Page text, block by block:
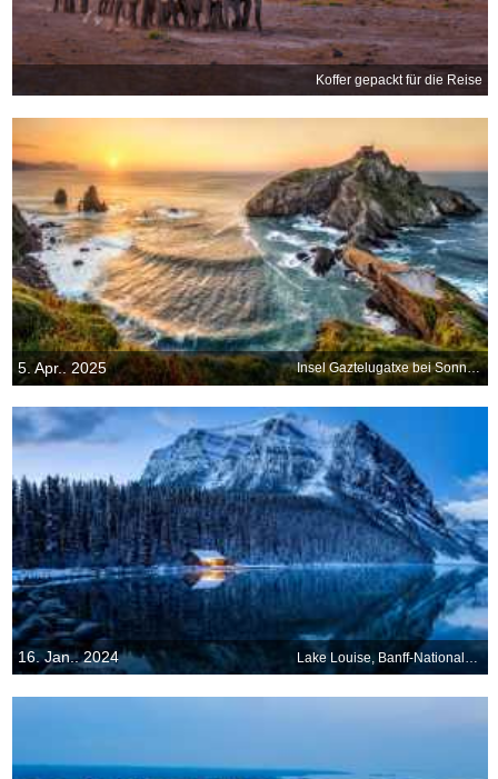
Koffer gepackt für die Reise
5. Apr.. 2025 Insel Gaztelugatxe bei Sonnenuntergang, Baskenland, Spanien
16. Jan.. 2024